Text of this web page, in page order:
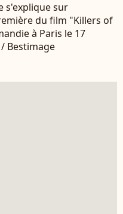
s'explique sur
du film "Killers of
à Paris le 17
Bestimage